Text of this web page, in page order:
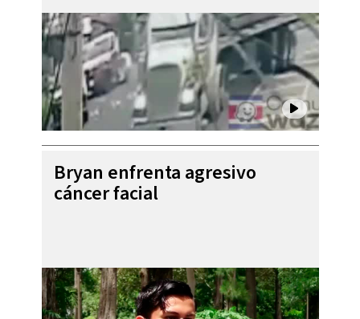
Bryan enfrenta agresivo
cáncer facial